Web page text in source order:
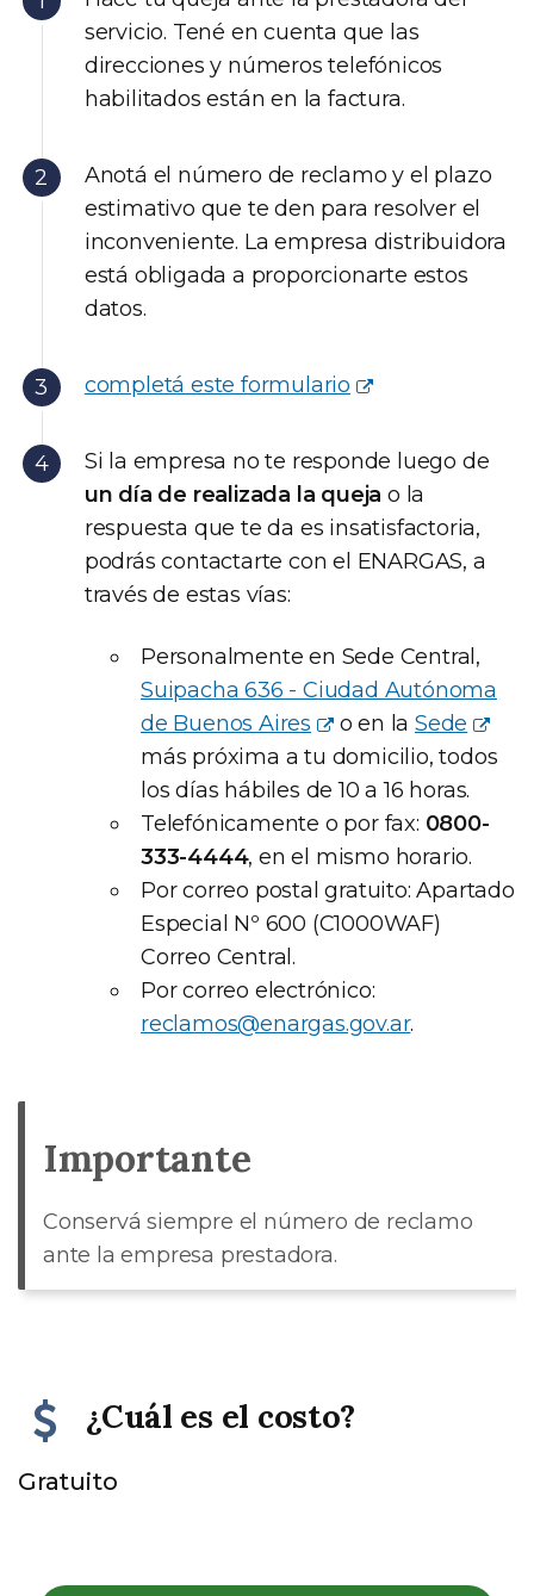
servicio. Tené en cuenta que las
direcciones y números telefónicos
habilitados están en la factura.
Anotá el número de reclamo y el plazo
estimativo que te den para resolver el
inconveniente. La empresa distribuidora
está obligada a proporcionarte estos
datos.
completá este formulario
Si la empresa no te responde luego de
un día de realizada la queja o la
respuesta que te da es insatisfactoria,
podrás contactarte con el ENARGAS, a
través de estas vías:
Personalmente en Sede Central,
Suipacha 636 - Ciudad Autónoma
de Buenos Aires
o en la Sede
más próxima a tu domicilio, todos
los días hábiles de 10 a 16 horas.
Telefónicamente o por fax: 0800-
333-4444, en el mismo horario.
Por correo postal gratuito: Apartado
Especial Nº 600 (C1000WAF)
Correo Central.
Por correo electrónico:
reclamos@enargas.gov.ar.
Importante
Conservá siempre el número de reclamo
ante la empresa prestadora.
¿Cuál es el costo?
Gratuito